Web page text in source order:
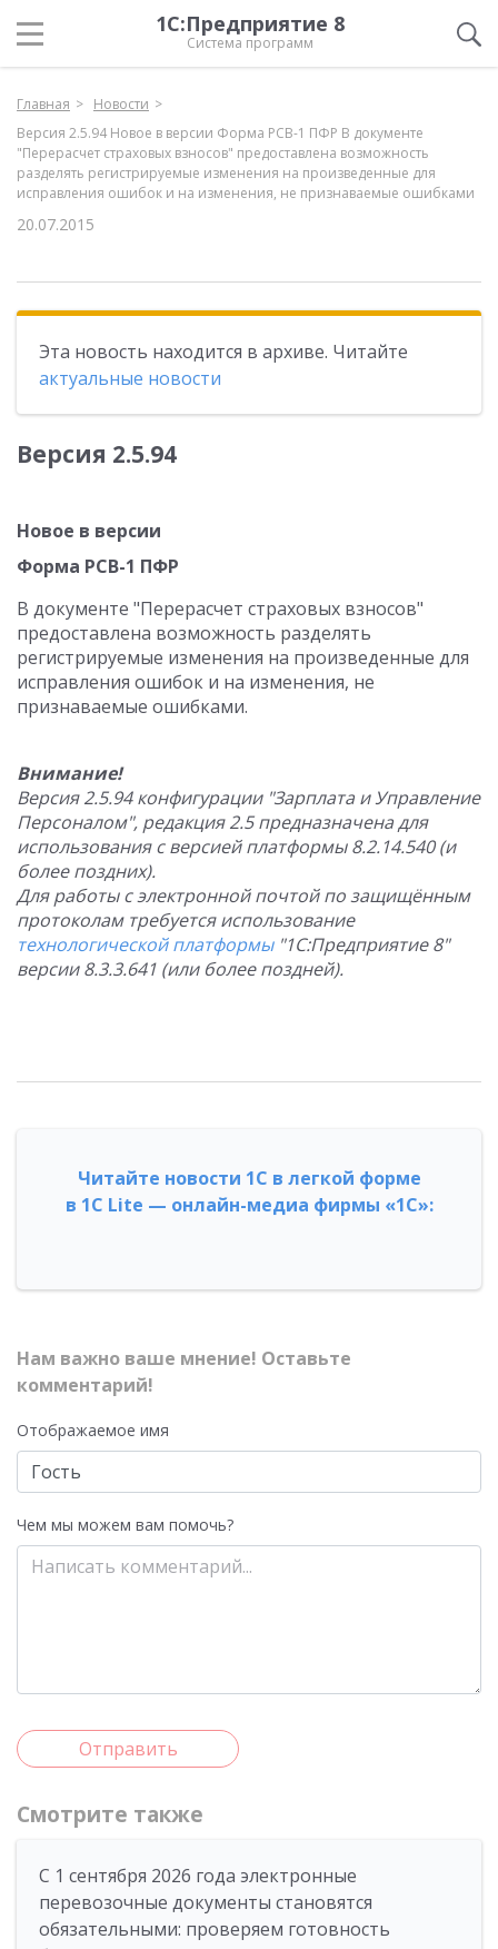
1С:Предприятие 8
Система программ
Главная
Новости
Версия 2.5.94 Новое в версии Форма РСВ-1 ПФР В документе
"Перерасчет страховых взносов" предоставлена возможность
разделять регистрируемые изменения на произведенные для
исправления ошибок и на изменения, не признаваемые ошибками
20.07.2015
Эта новость находится в архиве. Читайте
актуальные новости
Версия 2.5.94
Новое в версии
Форма РСВ-1 ПФР
В документе "Перерасчет страховых взносов"
предоставлена возможность разделять
регистрируемые изменения на произведенные для
исправления ошибок и на изменения, не
признаваемые ошибками.
Внимание!
Версия 2.5.94 конфигурации "Зарплата и Управление
Персоналом", редакция 2.5 предназначена для
использования с версией платформы 8.2.14.540 (и
более поздних).
Для работы с электронной почтой по защищённым
протоколам требуется использование
технологической платформы"1С:Предприятие 8"
версии 8.3.3.641 (или более поздней).
Читайте новости 1С в легкой форме
в 1С Lite — онлайн-медиа фирмы «1С»:
Нам важно ваше мнение! Оставьте
комментарий!
Отображаемое имя
Чем мы можем вам помочь?
Отправить
Смотрите также
С 1 сентября 2026 года электронные
перевозочные документы становятся
обязательными: проверяем готовность